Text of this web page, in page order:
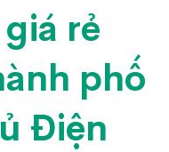
rẻ
phố
Điện